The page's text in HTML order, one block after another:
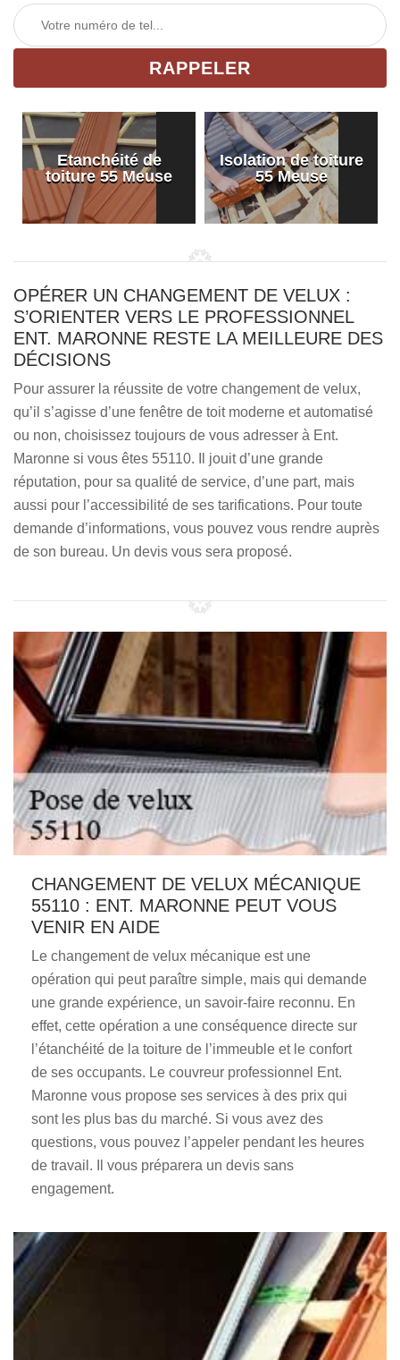
Etanchéité de
toiture 55 Meuse
Isolation de toiture
55 Meuse
OPÉRER UN CHANGEMENT DE VELUX :
S’ORIENTER VERS LE PROFESSIONNEL
ENT. MARONNE RESTE LA MEILLEURE DES
DÉCISIONS
Pour assurer la réussite de votre changement de velux,
qu’il s’agisse d’une fenêtre de toit moderne et automatisé
ou non, choisissez toujours de vous adresser à Ent.
Maronne si vous êtes 55110. Il jouit d’une grande
réputation, pour sa qualité de service, d’une part, mais
aussi pour l’accessibilité de ses tarifications. Pour toute
demande d’informations, vous pouvez vous rendre auprès
de son bureau. Un devis vous sera proposé.
CHANGEMENT DE VELUX MÉCANIQUE
55110 : ENT. MARONNE PEUT VOUS
VENIR EN AIDE
Le changement de velux mécanique est une
opération qui peut paraître simple, mais qui demande
une grande expérience, un savoir-faire reconnu. En
effet, cette opération a une conséquence directe sur
l’étanchéité de la toiture de l’immeuble et le confort
de ses occupants. Le couvreur professionnel Ent.
Maronne vous propose ses services à des prix qui
sont les plus bas du marché. Si vous avez des
questions, vous pouvez l’appeler pendant les heures
de travail. Il vous préparera un devis sans
engagement.